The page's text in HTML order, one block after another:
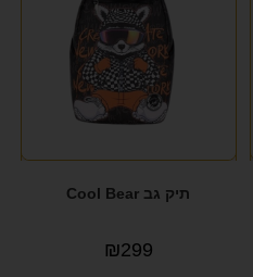
תיק גב Cool Bear
₪299